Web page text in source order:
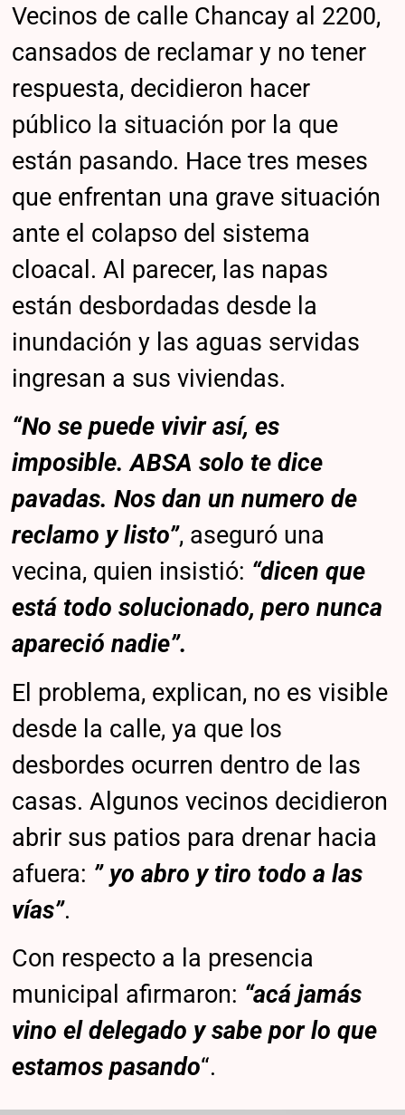
Vecinos de calle Chancay al 2200,
cansados de reclamar y no tener
respuesta, decidieron hacer
público la situación por la que
están pasando. Hace tres meses
que enfrentan una grave situación
ante el colapso del sistema
cloacal. Al parecer, las napas
están desbordadas desde la
inundación y las aguas servidas
ingresan a sus viviendas.
“No se puede vivir así, es
imposible. ABSA solo te dice
pavadas. Nos dan un numero de
reclamo y listo”, aseguró una
vecina, quien insistió: “dicen que
está todo solucionado, pero nunca
apareció nadie”.
El problema, explican, no es visible
desde la calle, ya que los
desbordes ocurren dentro de las
casas. Algunos vecinos decidieron
abrir sus patios para drenar hacia
afuera: ” yo abro y tiro todo a las
vías”.
Con respecto a la presencia
municipal afirmaron: “acá jamás
vino el delegado y sabe por lo que
estamos pasando“.